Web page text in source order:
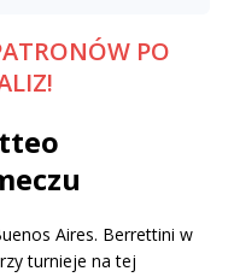
PO
Aires. Berrettini w
turnieje na tej